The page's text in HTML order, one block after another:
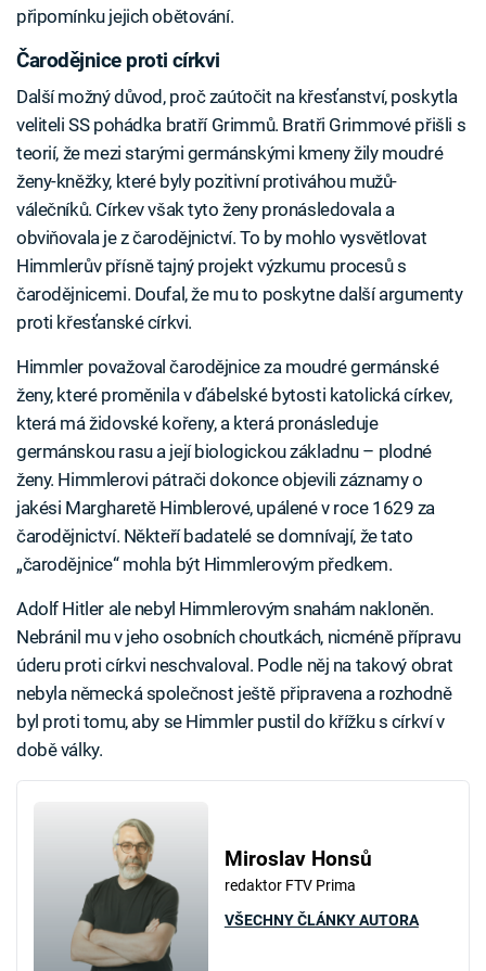
připomínku jejich obětování.
Čarodějnice proti církvi
Další možný důvod, proč zaútočit na křesťanství, poskytla
veliteli SS pohádka bratří Grimmů. Bratři Grimmové přišli s
teorií, že mezi starými germánskými kmeny žily moudré
ženy-kněžky, které byly pozitivní protiváhou mužů-
válečníků. Církev však tyto ženy pronásledovala a
obviňovala je z čarodějnictví. To by mohlo vysvětlovat
Himmlerův přísně tajný projekt výzkumu procesů s
čarodějnicemi. Doufal, že mu to poskytne další argumenty
proti křesťanské církvi.
Himmler považoval čarodějnice za moudré germánské
ženy, které proměnila v ďábelské bytosti katolická církev,
která má židovské kořeny, a která pronásleduje
germánskou rasu a její biologickou základnu – plodné
ženy. Himmlerovi pátrači dokonce objevili záznamy o
jakési Margharetě Himblerové, upálené v roce 1629 za
čarodějnictví. Někteří badatelé se domnívají, že tato
„čarodějnice“ mohla být Himmlerovým předkem.
Adolf Hitler ale nebyl Himmlerovým snahám nakloněn.
Nebránil mu v jeho osobních choutkách, nicméně přípravu
úderu proti církvi neschvaloval. Podle něj na takový obrat
nebyla německá společnost ještě připravena a rozhodně
byl proti tomu, aby se Himmler pustil do křížku s církví v
době války.
Miroslav Honsů
redaktor FTV Prima
VŠECHNY ČLÁNKY AUTORA